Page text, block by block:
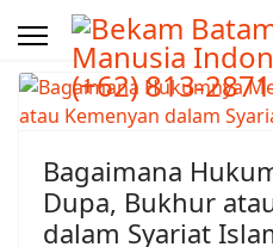
Bagaimana
Dupa, Bukhur
dalam Syariat